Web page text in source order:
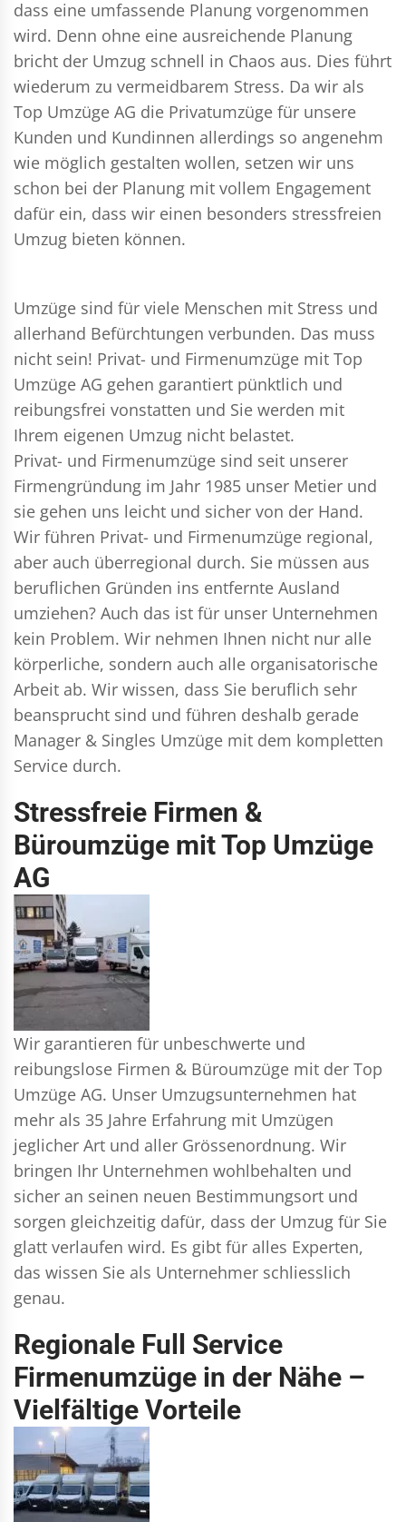
dass eine umfassende Planung vorgenommen
wird. Denn ohne eine ausreichende Planung
bricht der Umzug schnell in Chaos aus. Dies führt
wiederum zu vermeidbarem Stress. Da wir als
Top Umzüge AG die Privatumzüge für unsere
Kunden und Kundinnen allerdings so angenehm
wie möglich gestalten wollen, setzen wir uns
schon bei der Planung mit vollem Engagement
dafür ein, dass wir einen besonders stressfreien
Umzug bieten können.
Umzüge sind für viele Menschen mit Stress und
allerhand Befürchtungen verbunden. Das muss
nicht sein! Privat- und Firmenumzüge mit Top
Umzüge AG gehen garantiert pünktlich und
reibungsfrei vonstatten und Sie werden mit
Ihrem eigenen Umzug nicht belastet.
Privat- und Firmenumzüge sind seit unserer
Firmengründung im Jahr 1985 unser Metier und
sie gehen uns leicht und sicher von der Hand.
Wir führen Privat- und Firmenumzüge regional,
aber auch überregional durch. Sie müssen aus
beruflichen Gründen ins entfernte Ausland
umziehen? Auch das ist für unser Unternehmen
kein Problem. Wir nehmen Ihnen nicht nur alle
körperliche, sondern auch alle organisatorische
Arbeit ab. Wir wissen, dass Sie beruflich sehr
beansprucht sind und führen deshalb gerade
Manager & Singles Umzüge mit dem kompletten
Service durch.
Stressfreie Firmen &
Büroumzüge mit Top Umzüge
AG
Wir garantieren für unbeschwerte und
reibungslose Firmen & Büroumzüge mit der Top
Umzüge AG. Unser Umzugsunternehmen hat
mehr als 35 Jahre Erfahrung mit Umzügen
jeglicher Art und aller Grössenordnung. Wir
bringen Ihr Unternehmen wohlbehalten und
sicher an seinen neuen Bestimmungsort und
sorgen gleichzeitig dafür, dass der Umzug für Sie
glatt verlaufen wird. Es gibt für alles Experten,
das wissen Sie als Unternehmer schliesslich
genau.
Regionale Full Service
Firmenumzüge in der Nähe –
Vielfältige Vorteile